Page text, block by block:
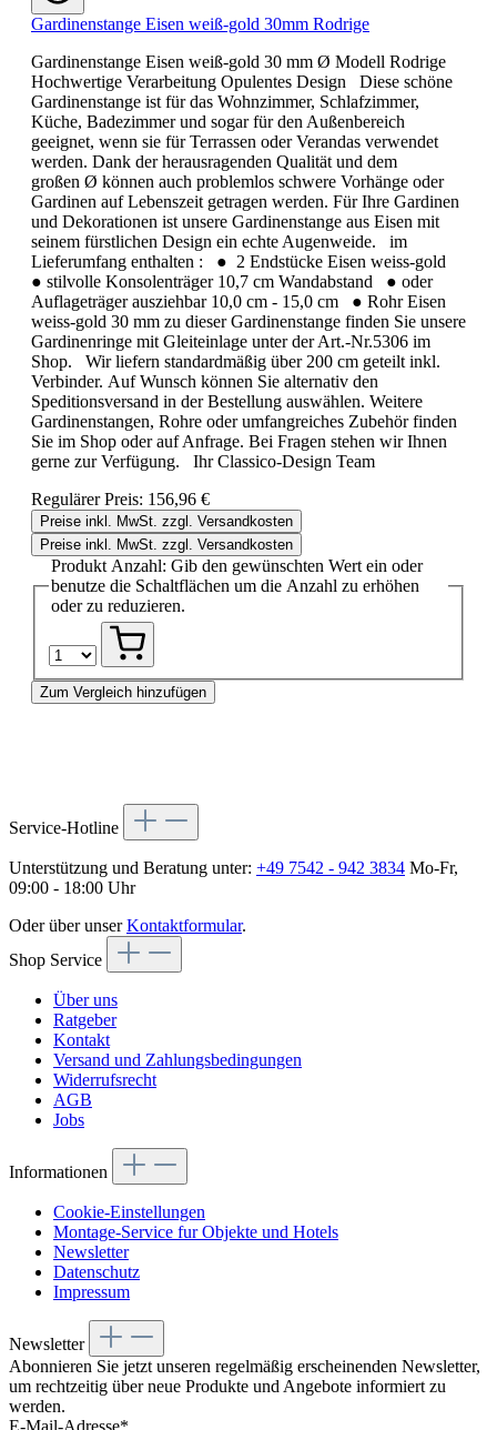
Gardinenstange Eisen weiß-gold 30mm Rodrige
Gardinenstange Eisen weiß-gold 30 mm Ø Modell Rodrige
Hochwertige Verarbeitung Opulentes Design Diese schöne
Gardinenstange ist für das Wohnzimmer, Schlafzimmer,
Küche, Badezimmer und sogar für den Außenbereich
geeignet, wenn sie für Terrassen oder Verandas verwendet
werden. Dank der herausragenden Qualität und dem
großen Ø können auch problemlos schwere Vorhänge oder
Gardinen auf Lebenszeit getragen werden. Für Ihre Gardinen
und Dekorationen ist unsere Gardinenstange aus Eisen mit
seinem fürstlichen Design ein echte Augenweide. im
Lieferumfang enthalten : ● 2 Endstücke Eisen weiss-gold
● stilvolle Konsolenträger 10,7 cm Wandabstand ● oder
Auflageträger ausziehbar 10,0 cm - 15,0 cm ● Rohr Eisen
weiss-gold 30 mm zu dieser Gardinenstange finden Sie unsere
Gardinenringe mit Gleiteinlage unter der Art.-Nr.5306 im
Shop. Wir liefern standardmäßig über 200 cm geteilt inkl.
Verbinder. Auf Wunsch können Sie alternativ den
Speditionsversand in der Bestellung auswählen. Weitere
Gardinenstangen, Rohre oder umfangreiches Zubehör finden
Sie im Shop oder auf Anfrage. Bei Fragen stehen wir Ihnen
gerne zur Verfügung. Ihr Classico-Design Team
Regulärer Preis: 156,96 €
Preise inkl. MwSt. zzgl. Versandkosten
Preise inkl. MwSt. zzgl. Versandkosten
Produkt Anzahl: Gib den gewünschten Wert ein oder
benutze die Schaltflächen um die Anzahl zu erhöhen
oder zu reduzieren.
Zum Vergleich hinzufügen
Service-Hotline
Unterstützung und Beratung unter: +49 7542 - 942 3834 Mo-Fr,
09:00 - 18:00 Uhr
Oder über unserKontaktformular.
Shop Service
Über uns
Ratgeber
Kontakt
Versand und Zahlungsbedingungen
Widerrufsrecht
AGB
Jobs
Informationen
Cookie-Einstellungen
Montage-Service fur Objekte und Hotels
Newsletter
Datenschutz
Impressum
Newsletter
Abonnieren Sie jetzt unseren regelmäßig erscheinenden Newsletter,
um rechtzeitig über neue Produkte und Angebote informiert zu
werden.